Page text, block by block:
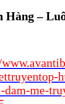
–
dam-me-